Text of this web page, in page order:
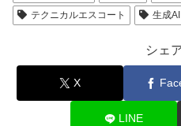
テクニカルエスコート
生成AI
シェ
X
LINE